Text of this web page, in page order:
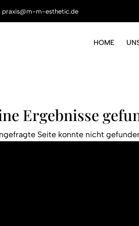
praxis@m-m-esthetic.de
HOME
Ergebnisse
Seite konnte nicht